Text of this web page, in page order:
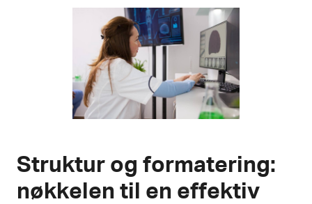
Struktur og formatering:
nøkkelen til en effektiv